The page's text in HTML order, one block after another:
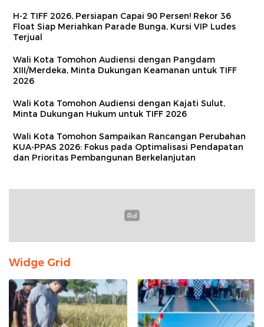
H-2 TIFF 2026, Persiapan Capai 90 Persen! Rekor 36
Float Siap Meriahkan Parade Bunga, Kursi VIP Ludes
Terjual
Wali Kota Tomohon Audiensi dengan Pangdam
XIII/Merdeka, Minta Dukungan Keamanan untuk TIFF
2026
Wali Kota Tomohon Audiensi dengan Kajati Sulut,
Minta Dukungan Hukum untuk TIFF 2026
Wali Kota Tomohon Sampaikan Rancangan Perubahan
KUA-PPAS 2026: Fokus pada Optimalisasi Pendapatan
dan Prioritas Pembangunan Berkelanjutan
Widge Grid